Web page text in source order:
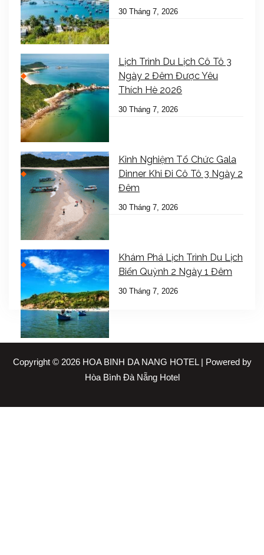
30 Tháng 7, 2026
Lịch Trình Du Lịch Cô Tô 3
Ngày 2 Đêm Được Yêu
Thích Hè 2026
30 Tháng 7, 2026
Kinh Nghiệm Tổ Chức Gala
Dinner Khi Đi Cô Tô 3 Ngày 2
Đêm
30 Tháng 7, 2026
Khám Phá Lịch Trình Du Lịch
Biển Quỳnh 2 Ngày 1 Đêm
30 Tháng 7, 2026
Copyright © 2026 HOA BINH DA NANG HOTEL | Powered by
Hòa Bình Đà Nẵng Hotel